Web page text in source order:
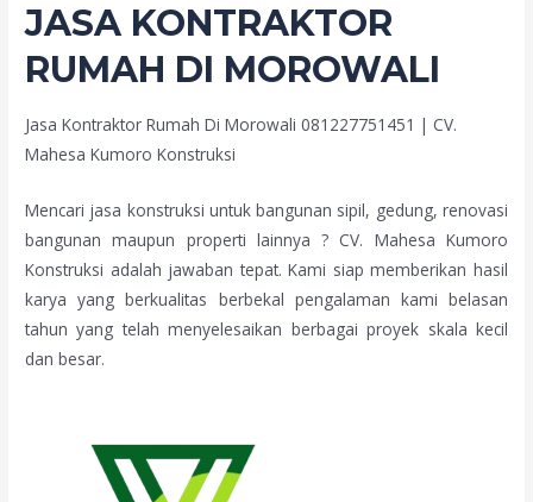
JASA KONTRAKTOR
RUMAH DI MOROWALI
Jasa Kontraktor Rumah Di Morowali 081227751451 | CV.
Mahesa Kumoro Konstruksi
Mencari jasa konstruksi untuk bangunan sipil, gedung, renovasi
bangunan maupun properti lainnya ? CV. Mahesa Kumoro
Konstruksi adalah jawaban tepat. Kami siap memberikan hasil
karya yang berkualitas berbekal pengalaman kami belasan
tahun yang telah menyelesaikan berbagai proyek skala kecil
dan besar.